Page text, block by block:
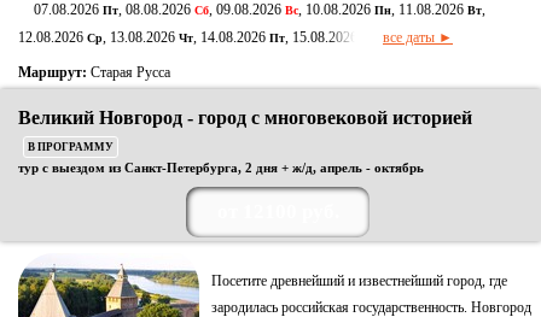
07.08.2026 Пт, 08.08.2026 Сб, 09.08.2026 Вс, 10.08.2026 Пн, 11.08.2026 Вт,
12.08.2026 Ср, 13.08.2026 Чт, 14.08.2026 Пт, 15.08.2026 все даты ►
Маршрут: Старая Русса
Великий Новгород - город с многовековой историей
В ПРОГРАММУ
тур с выездом из Санкт-Петербурга, 2 дня + ж/д, апрель - октябрь
Посетите древнейший и известнейший город, где
зародилась российская государственность. Новгород